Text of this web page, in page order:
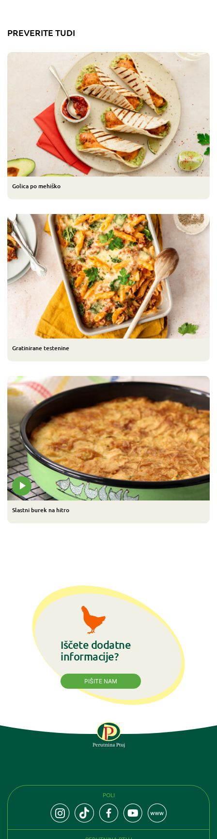
PREVERITE TUDI
Golica po mehiško
Gratinirane testenine
Slastni burek na hitro
Iščete dodatne
informacije?
PIŠITE NAM
POLI